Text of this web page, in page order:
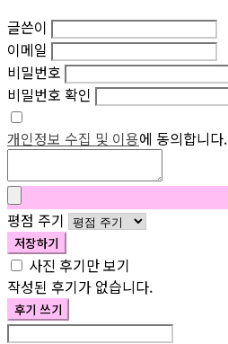
글쓴이
이메일
비밀번호
비밀번호 확인
개인정보 수집 및 이용에 동의합니다.
평점 주기
저장하기
사진 후기만 보기
작성된 후기가 없습니다.
후기 쓰기